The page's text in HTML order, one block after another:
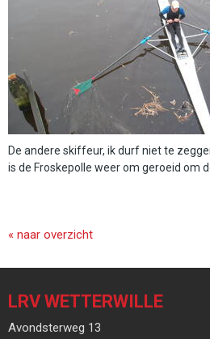
De andere skiffeur, ik durf niet te
is de Froskepolle weer om geroeid om
« naar overzicht
LRV WETTERWILLE
Avondsterweg 13